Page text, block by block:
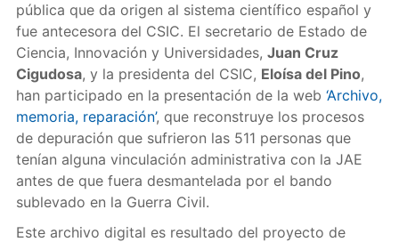
pública que da origen al sistema científico español y
fue antecesora del CSIC. El secretario de Estado de
Ciencia, Innovación y Universidades, Juan Cruz
Cigudosa, y la presidenta del CSIC, Eloísa del Pino,
han participado en la presentación de la web ‘Archivo,
memoria, reparación’, que reconstruye los procesos
de depuración que sufrieron las 511 personas que
tenían alguna vinculación administrativa con la JAE
antes de que fuera desmantelada por el bando
sublevado en la Guerra Civil.
Este archivo digital es resultado del proyecto de